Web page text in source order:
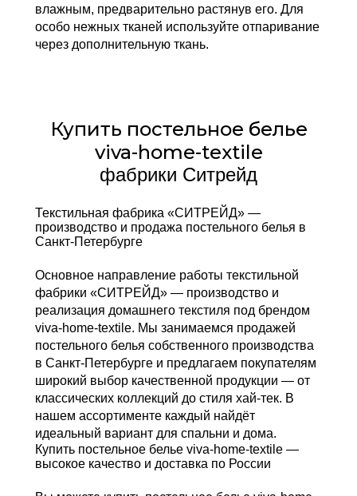
влажным, предварительно растянув его. Для
особо нежных тканей используйте отпаривание
через дополнительную ткань.
Купить постельное белье
viva-home-textile
фабрики Ситрейд
Текстильная фабрика «СИТРЕЙД» —
производство и продажа постельного белья в
Санкт-Петербурге
Основное направление работы текстильной
фабрики «СИТРЕЙД» — производство и
реализация домашнего текстиля под брендом
viva-home-textile. Мы занимаемся продажей
постельного белья собственного производства
в Санкт-Петербурге и предлагаем покупателям
широкий выбор качественной продукции — от
классических коллекций до стиля хай-тек. В
нашем ассортименте каждый найдёт
идеальный вариант для спальни и дома.
Купить постельное белье viva-home-textile —
высокое качество и доставка по России